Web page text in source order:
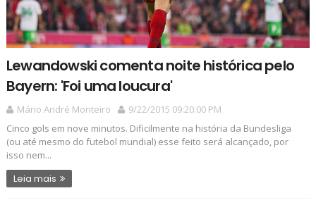
Lewandowski comenta noite histórica pelo
Bayern: 'Foi uma loucura'
Mário André Monteiro
9/22/2015 09:20:00 PM
Cinco gols em nove minutos. Dificilmente na história da Bundesliga
(ou até mesmo do futebol mundial) esse feito será alcançado, por
isso nem...
Leia mais